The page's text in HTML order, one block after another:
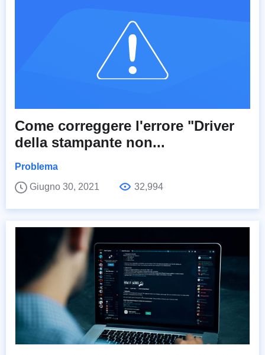
Come correggere l'errore "Driver
della stampante non...
Problema
Giugno 30, 2021
32,994